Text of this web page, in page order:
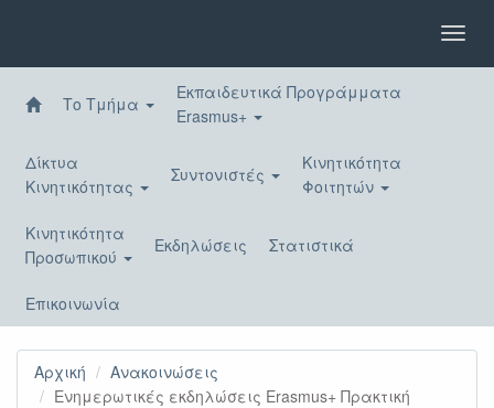
περιεχόμενο
Το Τμήμα
Εκπαιδευτικά Προγράμματα
Erasmus+
Δίκτυα
Κινητικότητας
Συντονιστές
Κινητικότητα
Φοιτητών
Κινητικότητα
Προσωπικού
Εκδηλώσεις Στατιστικά
Επικοινωνία
Αρχική
Ανακοινώσεις
Ενημερωτικές εκδηλώσεις Erasmus+ Πρακτική